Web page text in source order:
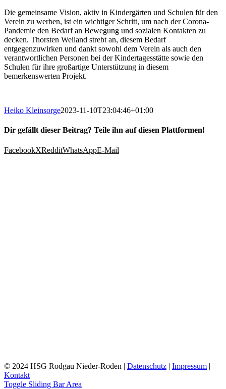
Die gemeinsame Vision, aktiv in Kindergärten und Schulen für den
Verein zu werben, ist ein wichtiger Schritt, um nach der Corona-
Pandemie den Bedarf an Bewegung und sozialen Kontakten zu
decken. Thorsten Weiland strebt an, diesem Bedarf
entgegenzuwirken und dankt sowohl dem Verein als auch den
verantwortlichen Personen bei der Kindertagesstätte sowie den
Schulen für ihre großartige Unterstützung in diesem
bemerkenswerten Projekt.
Heiko Kleinsorge2023-11-10T23:04:46+01:00
Dir gefällt dieser Beitrag? Teile ihn auf diesen Plattformen!
FacebookXRedditWhatsAppE-Mail
© 2024 HSG Rodgau Nieder-Roden | Datenschutz | Impressum |
Kontakt
Toggle Sliding Bar Area